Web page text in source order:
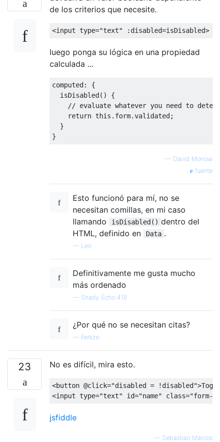
de los criterios que necesite.
<input type="text" : disabled=isDisabled>
luego ponga su lógica en una propiedad
calculada ...
computed:
{
  isDisabled
()
{
// evaluate whatever you need to
return this . form.validated;
}
}
— David Morrow
fuente
Esto funcionó para mí, no se
necesitan comillas, en mi caso
llamando
isDisabled() dentro del
HTML, definido en
Data .
— Leo
Definitivamente me gusta mucho
más ordenado
— Shady Echo 419
¿Por qué no se necesitan citas?
— Ferkze
23 No es difícil, mira esto.
<button @click="disabled = !disabled">
<input type="text" id="name" class="form-
jsfiddle
— Sebastiao Marcos